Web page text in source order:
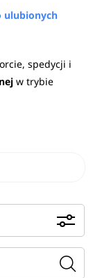
wyboru
na kierunku
i
w strukturach
się
reagowania
ulubionych
spedycji i
w trybie